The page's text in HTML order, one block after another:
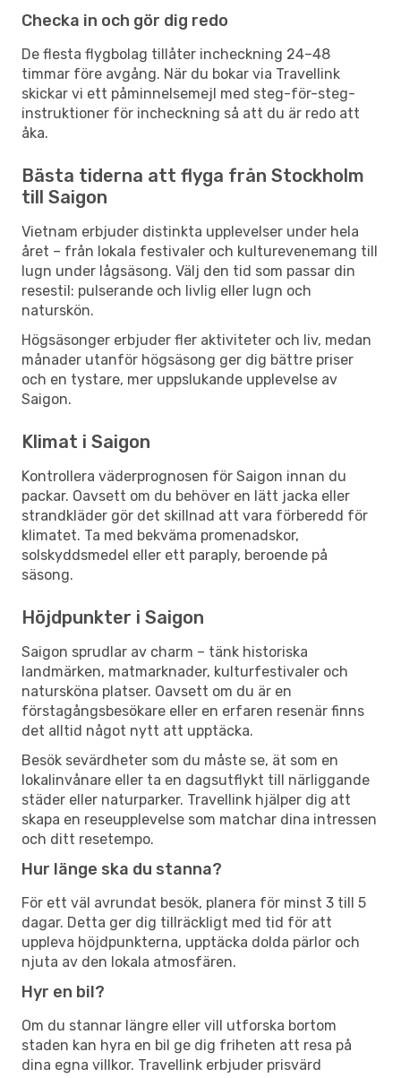
Checka in och gör dig redo
De flesta flygbolag tillåter incheckning 24–48
timmar före avgång. När du bokar via Travellink
skickar vi ett påminnelsemejl med steg-för-steg-
instruktioner för incheckning så att du är redo att
åka.
Bästa tiderna att flyga från Stockholm
till Saigon
Vietnam erbjuder distinkta upplevelser under hela
året – från lokala festivaler och kulturevenemang till
lugn under lågsäsong. Välj den tid som passar din
resestil: pulserande och livlig eller lugn och
naturskön.
Högsäsonger erbjuder fler aktiviteter och liv, medan
månader utanför högsäsong ger dig bättre priser
och en tystare, mer uppslukande upplevelse av
Saigon.
Klimat i Saigon
Kontrollera väderprognosen för Saigon innan du
packar. Oavsett om du behöver en lätt jacka eller
strandkläder gör det skillnad att vara förberedd för
klimatet. Ta med bekväma promenadskor,
solskyddsmedel eller ett paraply, beroende på
säsong.
Höjdpunkter i Saigon
Saigon sprudlar av charm – tänk historiska
landmärken, matmarknader, kulturfestivaler och
natursköna platser. Oavsett om du är en
förstagångsbesökare eller en erfaren resenär finns
det alltid något nytt att upptäcka.
Besök sevärdheter som du måste se, ät som en
lokalinvånare eller ta en dagsutflykt till närliggande
städer eller naturparker. Travellink hjälper dig att
skapa en reseupplevelse som matchar dina intressen
och ditt resetempo.
Hur länge ska du stanna?
För ett väl avrundat besök, planera för minst 3 till 5
dagar. Detta ger dig tillräckligt med tid för att
uppleva höjdpunkterna, upptäcka dolda pärlor och
njuta av den lokala atmosfären.
Hyr en bil?
Om du stannar längre eller vill utforska bortom
staden kan hyra en bil ge dig friheten att resa på
dina egna villkor. Travellink erbjuder prisvärd